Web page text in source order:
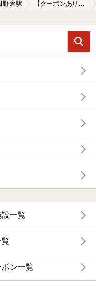
野倉駅 【クーポンあり】食事が楽しめる田野倉駅近くの温泉、日帰り温泉、スーパー銭湯おすすめ
一覧
覧
ン一覧